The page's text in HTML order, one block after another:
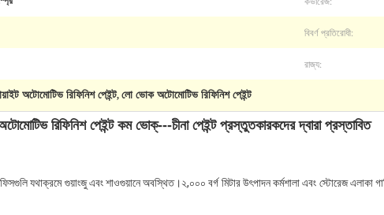
বিবর্ণ প্রতিরোধী:
রাজ্য:
অটোমোটিভ রিফিনিশ পেইন্ট, লো ভোক অটোমোটিভ রিফিনিশ পেইন্ট
রিফিনিশ পেইন্ট কম ভোক্---চীনা পেইন্ট প্রস্তুতকারকদের দ্বারা প্রস্তাবিত
যথাক্রমে গুয়াংজু এবং শাওগুয়ানে অবস্থিত।২,০০০ বর্গ মিটার উৎপাদন কর্মশালা এবং স্টোরেজ এলাকা